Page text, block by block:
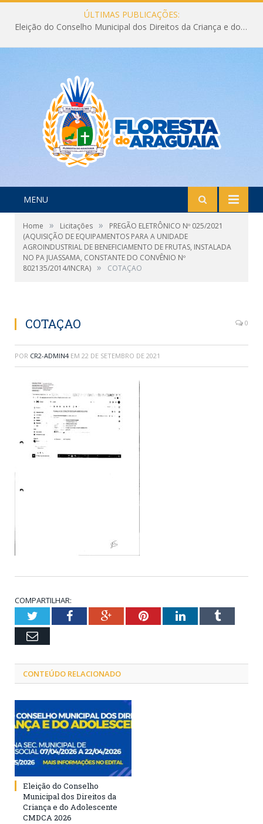
ÚLTIMAS PUBLICAÇÕES:
Eleição do Conselho Municipal dos Direitos da Criança e do Adolescente CMDCA 2026
MENU
Home » Licitações »
PREGÃO ELETRÔNICO Nº 025/2021
(AQUISIÇÃO DE EQUIPAMENTOS PARA A UNIDADE
AGROINDUSTRIAL DE BENEFICIAMENTO DE FRUTAS, INSTALADA
NO PA JUASSAMA, CONSTANTE DO CONVÊNIO Nº
802135/2014/INCRA) » COTAÇAO
COTAÇAO 0
POR CR2-ADMIN4 EM 22 DE SETEMBRO DE 2021
COMPARTILHAR:
TwitterFacebookGoogle+PinterestLinkedInTumblr
Email
CONTEÚDO RELACIONADO
Eleição do Conselho
Municipal dos Direitos da
Criança e do Adolescente
CMDCA 2026